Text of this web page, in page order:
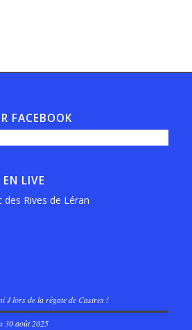
FACEBOOK
LIVE
J lors de la régate de Castres !
30 août 2025